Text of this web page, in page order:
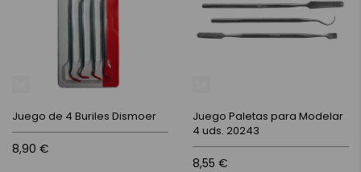
Juego de 4 Buriles Dismoer
8,90 €
Juego Paletas para Modelar
4 uds. 20243
8,55 €